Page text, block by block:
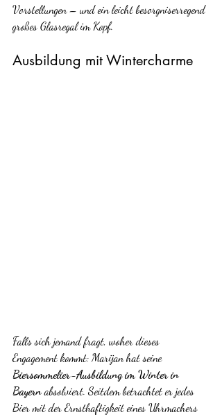
Vorstellungen – und ein leicht besorgniserregend
großes Glasregal im Kopf.
Ausbildung mit Wintercharme
Falls sich jemand fragt, woher dieses
Engagement kommt: Marijan hat seine
Biersommelier-Ausbildung im Winter in
Bayern absolviert. Seitdem betrachtet er jedes
Bier mit der Ernsthaftigkeit eines Uhrmachers